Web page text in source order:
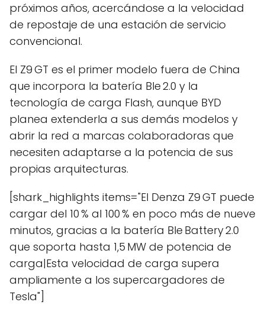
próximos años, acercándose a la velocidad
de repostaje de una estación de servicio
convencional.
El Z9 GT es el primer modelo fuera de China
que incorpora la batería Ble 2.0 y la
tecnología de carga Flash, aunque BYD
planea extenderla a sus demás modelos y
abrir la red a marcas colaboradoras que
necesiten adaptarse a la potencia de sus
propias arquitecturas.
[shark_highlights items="El Denza Z9 GT puede
cargar del 10 % al 100 % en poco más de nueve
minutos, gracias a la batería Ble Battery 2.0
que soporta hasta 1,5 MW de potencia de
carga|Esta velocidad de carga supera
ampliamente a los supercargadores de
Tesla"]